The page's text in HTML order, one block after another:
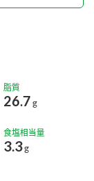
脂質
26.7 g
食塩相当量
3.3 g